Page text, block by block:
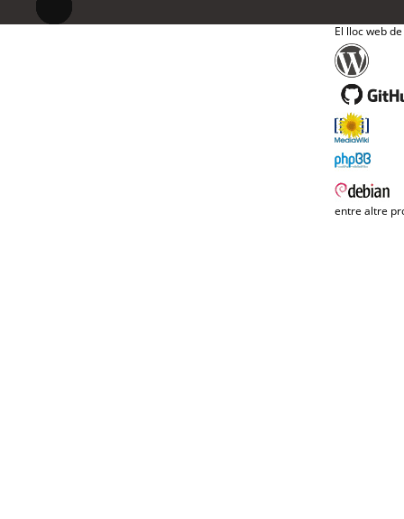
El lloc web
entre altre